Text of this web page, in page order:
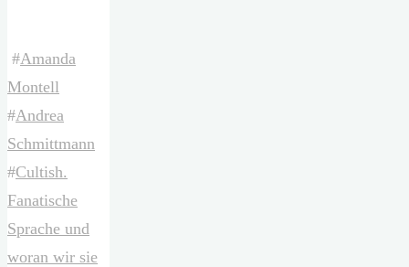
#Amanda
Montell
#Andrea
Schmittmann
#Cultish.
Fanatische
Sprache und
woran wir sie